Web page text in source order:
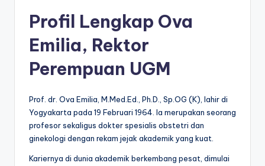
Profil Lengkap Ova
Emilia, Rektor
Perempuan UGM
Prof. dr. Ova Emilia, M.Med.Ed., Ph.D., Sp.OG (K), lahir di
Yogyakarta pada 19 Februari 1964. Ia merupakan seorang
profesor sekaligus dokter spesialis obstetri dan
ginekologi dengan rekam jejak akademik yang kuat.
Kariernya di dunia akademik berkembang pesat, dimulai